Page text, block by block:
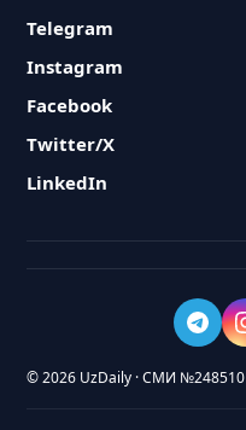
Telegram
Instagram
Facebook
Twitter/X
LinkedIn
© 2026 UzDaily · СМИ №248510